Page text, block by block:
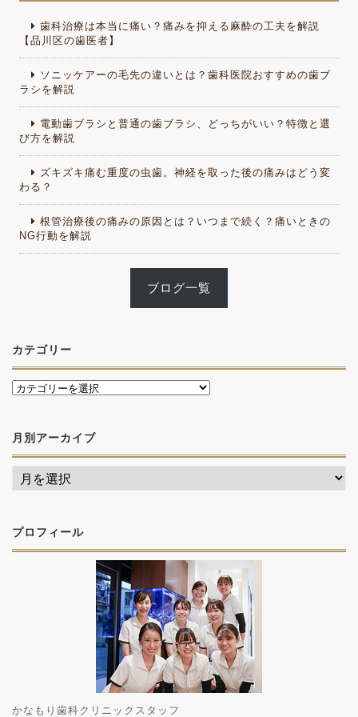
歯科治療は本当に痛い？痛みを抑える麻酔の工夫を解説
【品川区の歯医者】
ソニッケアーの毛先の違いとは？歯科医院おすすめの歯ブ
ラシを解説
電動歯ブラシと普通の歯ブラシ、どっちがいい？特徴と選
び方を解説
ズキズキ痛む重度の虫歯。神経を取った後の痛みはどう変
わる？
根管治療後の痛みの原因とは？いつまで続く？痛いときの
NG行動を解説
ブログ一覧
カテゴリー
月別アーカイブ
プロフィール
かなもり歯科クリニックスタッフ